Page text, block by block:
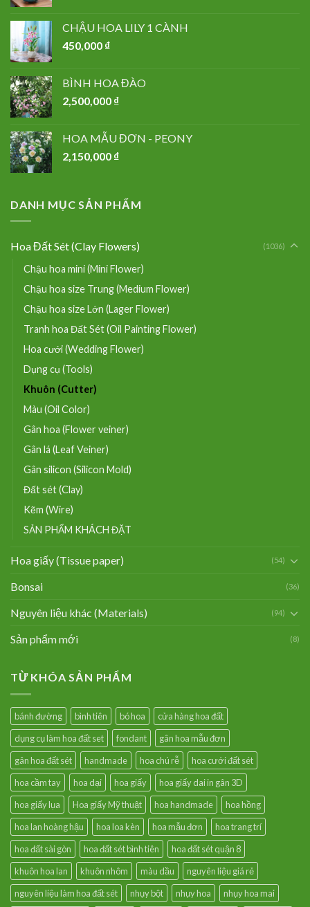
CHẬU HOA LILY 1 CÀNH
450,000 ₫
BÌNH HOA ĐÀO
2,500,000 ₫
HOA MẪU ĐƠN - PEONY
2,150,000 ₫
DANH MỤC SẢN PHẨM
Hoa Đất Sét (Clay Flowers) (1036)
Chậu hoa mini (Mini Flower)
Chậu hoa size Trung (Medium Flower)
Chậu hoa size Lớn (Lager Flower)
Tranh hoa Đất Sét (Oil Painting Flower)
Hoa cưới (Wedding Flower)
Dụng cụ (Tools)
Khuôn (Cutter)
Màu (Oil Color)
Gân hoa (Flower veiner)
Gân lá (Leaf Veiner)
Gân silicon (Silicon Mold)
Đất sét (Clay)
Kẽm (Wire)
SẢN PHẨM KHÁCH ĐẶT
Hoa giấy (Tissue paper) (54)
Bonsai (36)
Nguyên liệu khác (Materials) (94)
Sản phẩm mới (8)
TỪ KHÓA SẢN PHẨM
bánh đường bình tiên bó hoa
cửa hàng hoa đất
dụng cụ làm hoa đất set
fondant
gân hoa mẫu đơn
gân hoa đất sét
handmade hoa chú rễ
hoa cưới đất sét
hoa cầm tay
hoa dại hoa giấy
hoa giấy dai in gân 3D
hoa giấy lụa
Hoa giấy Mỹ thuật hoa handmade
hoa hồng
hoa lan hoàng hậu
hoa loa kèn hoa mẫu đơn
hoa trang trí
hoa đất sài gòn
hoa đất sét bình tiên
hoa đất sét quận 8
khuôn hoa lan
khuôn nhôm màu dầu
nguyên liệu giá rẻ
nguyên liệu làm hoa đất sét
nhụy bột nhụy hoa nhụy hoa mai